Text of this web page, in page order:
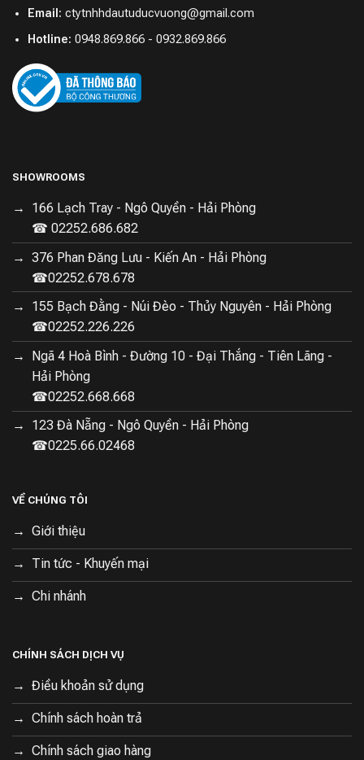
Email: ctytnhhdautuducvuong@gmail.com
Hotline: 0948.869.866 - 0932.869.866
SHOWROOMS
166 Lạch Tray - Ngô Quyền - Hải Phòng
☎ 02252.686.682
376 Phan Đăng Lưu - Kiến An - Hải Phòng
☎02252.678.678
155 Bạch Đằng - Núi Đèo - Thủy Nguyên - Hải Phòng
☎02252.226.226
Ngã 4 Hoà Bình - Đường 10 - Đại Thắng - Tiên Lãng -
Hải Phòng
☎02252.668.668
123 Đà Nẵng - Ngô Quyền - Hải Phòng
☎0225.66.02468
VỀ CHÚNG TÔI
Giới thiệu
Tin tức - Khuyến mại
Chi nhánh
CHÍNH SÁCH DỊCH VỤ
Điều khoản sử dụng
Chính sách hoàn trả
Chính sách giao hàng